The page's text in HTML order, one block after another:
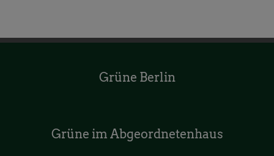
Grüne Berlin
Grüne im Abgeordnetenhaus